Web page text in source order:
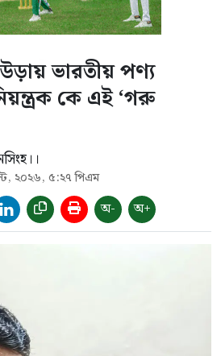
ভারতীয় পণ্য
কে এই ‘গরু
২০২৬, ৫:২৭ পিএম
অ- অ+